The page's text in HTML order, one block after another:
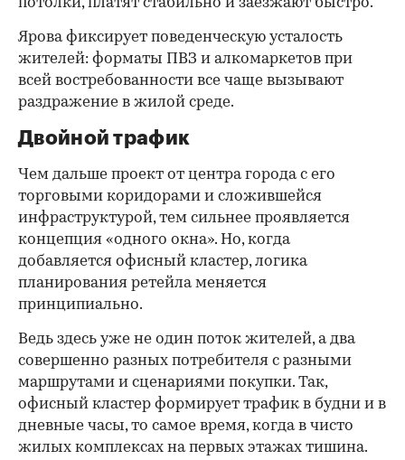
потолки, платят стабильно и заезжают быстро.
Ярова фиксирует поведенческую усталость
жителей: форматы ПВЗ и алкомаркетов при
всей востребованности все чаще вызывают
раздражение в жилой среде.
Двойной трафик
Чем дальше проект от центра города с его
торговыми коридорами и сложившейся
инфраструктурой, тем сильнее проявляется
концепция «одного окна». Но, когда
добавляется офисный кластер, логика
планирования ретейла меняется
принципиально.
Ведь здесь уже не один поток жителей, а два
совершенно разных потребителя с разными
маршрутами и сценариями покупки. Так,
офисный кластер формирует трафик в будни и в
дневные часы, то самое время, когда в чисто
жилых комплексах на первых этажах тишина.